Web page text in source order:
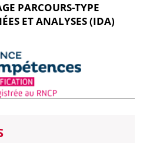
PARCOURS-TYPE
ET ANALYSES (IDA)